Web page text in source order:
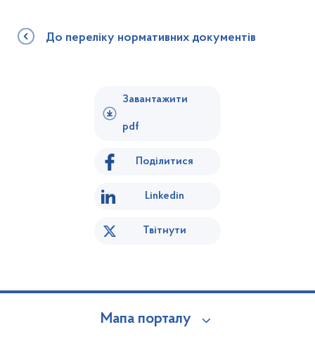
До переліку нормативних документів
Завантажити
pdf
Поділитися
Linkedin
Твітнути
Мапа порталу